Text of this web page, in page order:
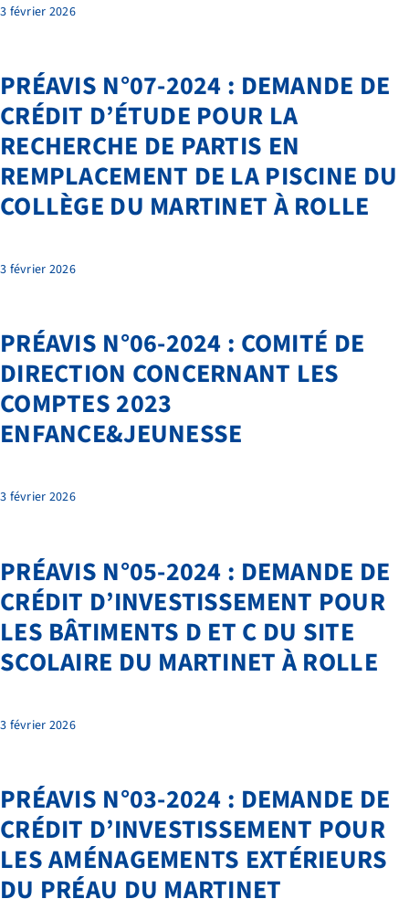
3 février 2026
PRÉAVIS N°07-2024 : DEMANDE DE
CRÉDIT D’ÉTUDE POUR LA
RECHERCHE DE PARTIS EN
REMPLACEMENT DE LA PISCINE DU
COLLÈGE DU MARTINET À ROLLE
3 février 2026
PRÉAVIS N°06-2024 : COMITÉ DE
DIRECTION CONCERNANT LES
COMPTES 2023
ENFANCE&JEUNESSE
3 février 2026
PRÉAVIS N°05-2024 : DEMANDE DE
CRÉDIT D’INVESTISSEMENT POUR
LES BÂTIMENTS D ET C DU SITE
SCOLAIRE DU MARTINET À ROLLE
3 février 2026
PRÉAVIS N°03-2024 : DEMANDE DE
CRÉDIT D’INVESTISSEMENT POUR
LES AMÉNAGEMENTS EXTÉRIEURS
DU PRÉAU DU MARTINET